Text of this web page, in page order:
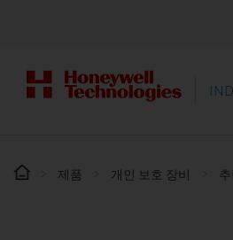
제품 개인 보호 장비